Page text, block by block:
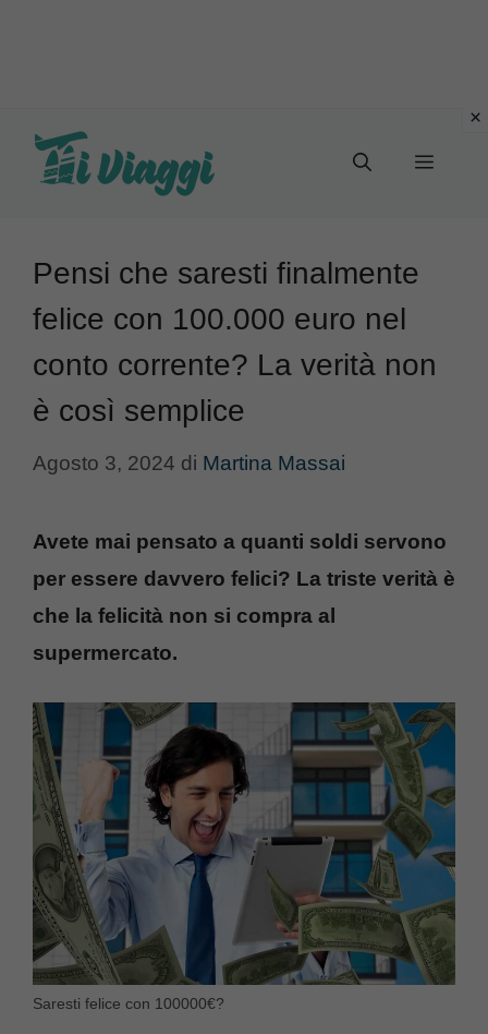
Menu
Pensi che saresti finalmente
felice con 100.000 euro nel
conto corrente? La verità non
è così semplice
Agosto 3, 2024 di Martina Massai
Avete mai pensato a quanti soldi servono
per essere davvero felici? La triste verità è
che la felicità non si compra al
supermercato.
Saresti felice con 100000€?